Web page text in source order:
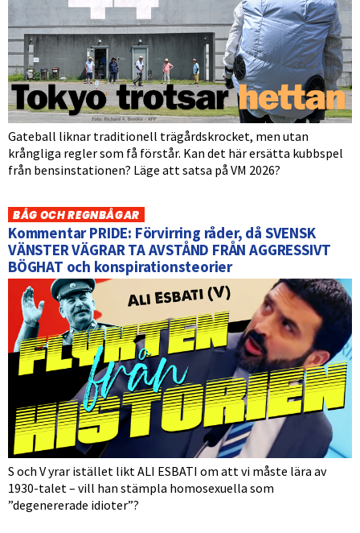
Gateball liknar traditionell trägårdskrocket, men utan
krångliga regler som få förstår. Kan det här ersätta kubbspel
från bensinstationen? Läge att satsa på VM 2026?
BÅG OCH REGNBÅGAR
Kommentar PRIDE: Förvirring råder, då SVENSK
VÄNSTER VÄGRAR TA AVSTÅND FRÅN AGGRESSIVT
BÖGHAT och konspirationsteorier
S och V yrar istället likt ALI ESBATI om att vi måste lära av
1930-talet – vill han stämpla homosexuella som
”degenererade idioter”?